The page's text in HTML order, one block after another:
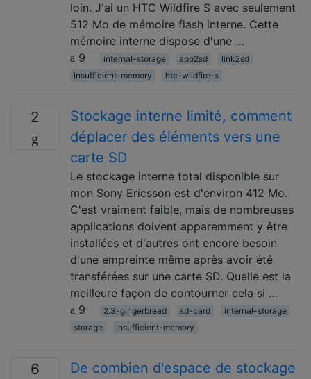
loin. J'ai un HTC Wildfire S avec seulement
512 Mo de mémoire flash interne. Cette
mémoire interne dispose d'une …
9
internal-storage app2sd
link2sd
insufficient-memory
htc-wildfire-s
2
Stockage interne limité, comment
déplacer des éléments vers une
carte SD
Le stockage interne total disponible sur
mon Sony Ericsson est d'environ 412 Mo.
C'est vraiment faible, mais de nombreuses
applications doivent apparemment y être
installées et d'autres ont encore besoin
d'une empreinte même après avoir été
transférées sur une carte SD. Quelle est la
meilleure façon de contourner cela si …
9
2.3-gingerbread sd-card
internal-storage
storage
insufficient-memory
6
De combien d'espace de stockage